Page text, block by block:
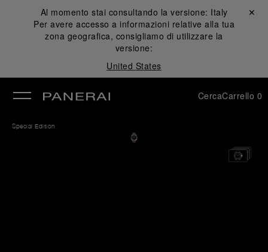
Al momento stai consultando la versione: Italy
Per avere accesso a informazioni relative alla tua
zona geografica, consigliamo di utilizzare la
versione:
United States
Chiudi ✕
CercaCarrello 0
Special Edition